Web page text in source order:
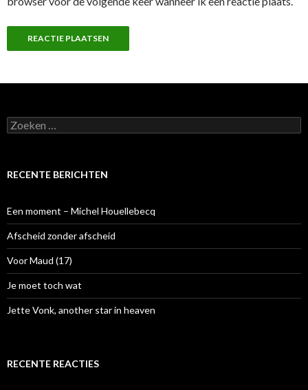
Z
o
e
a
a
r
:
RECENTE BERICHTEN
Een moment – Michel Houellebecq
Afscheid zonder afscheid
Voor Maud (17)
Je moet toch wat
Jette Vonk, another star in heaven
RECENTE REACTIES